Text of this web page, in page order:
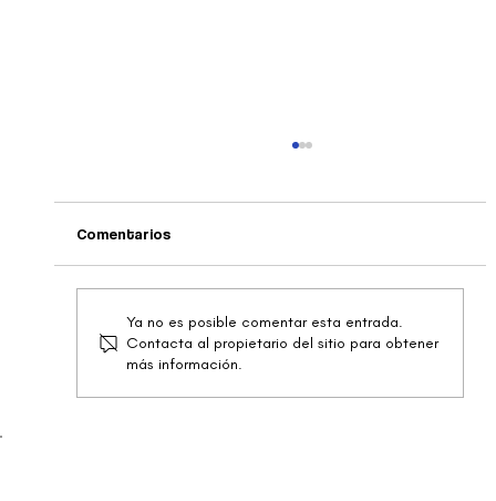
Instalación en El Tablero
Comentarios
Ya no es posible comentar esta entrada.
Contacta al propietario del sitio para obtener
más información.